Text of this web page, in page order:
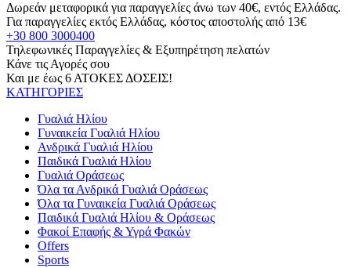
Δωρεάν μεταφορικά για παραγγελίες άνω των 40€, εντός Ελλάδας.
Για παραγγελίες εκτός Ελλάδας, κόστος αποστολής από 13€
+30 800 3000400
Τηλεφωνικές Παραγγελίες & Εξυπηρέτηση πελατών
Κάνε τις Αγορές σου
Και με έως 6 ΑΤΟΚΕΣ ΔΟΣΕΙΣ!
ΚΑΤΗΓΟΡΙΕΣ
Γυαλιά Ηλίου
Γυναικεία Γυαλιά Ηλίου
Ανδρικά Γυαλιά Ηλίου
Παιδικά Γυαλιά Ηλίου
Γυαλιά Οράσεως
Όλα τα Ανδρικά Γυαλιά Οράσεως
Όλα τα Γυναικεία Γυαλιά Οράσεως
Παιδικά Γυαλιά Ηλίου & Οράσεως
Φακοί Επαφής & Υγρά Φακών
Offers
Sports